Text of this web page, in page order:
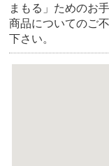
まもる」ためのお
商品についてのご
下さい。